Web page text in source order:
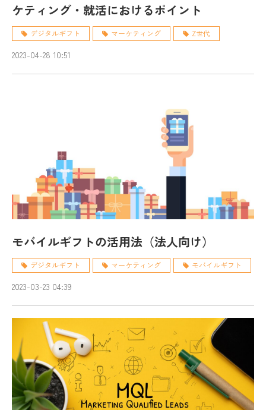
ケティング・就活におけるポイント
デジタルギフト マーケティング Z世代
2023-04-28 10:51
モバイルギフトの活用法（法人向け）
デジタルギフト マーケティング モバイルギフト
2023-03-23 04:39